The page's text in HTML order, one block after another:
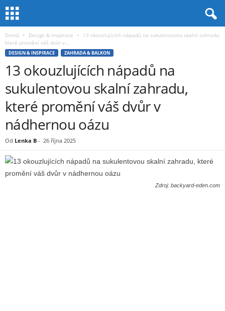
Domů Design & Inspirace
13 okouzlujících nápadů na sukulentovou skalní zahradu,
které promění váš dvůr v...
DESIGN & INSPIRACE ZAHRADA & BALKON
13 okouzlujících nápadů na
sukulentovou skalní zahradu,
které promění váš dvůr v
nádhernou oázu
Od Lenka B - 26 října 2025
Zdroj: backyard-eden.com